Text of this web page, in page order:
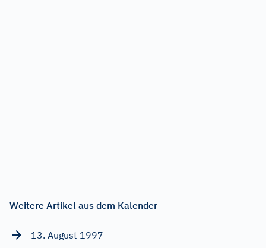
Weitere Artikel aus dem Kalender
13. August 1997